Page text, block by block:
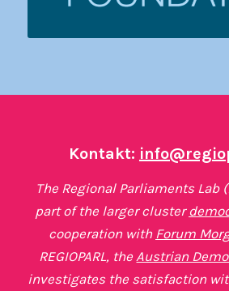
Kontakt:
The Regional Parliaments Lab
part of the larger cluster
cooperation with Forum
REGIOPARL, theAustrian
investigates the satisfaction